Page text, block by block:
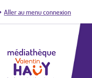
Aller au menu connexion